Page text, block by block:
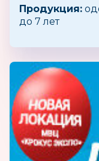
Продукция:
до 7 лет